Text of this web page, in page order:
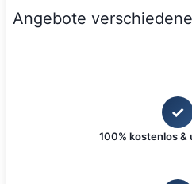
Angebote
✓
100% kostenlos &